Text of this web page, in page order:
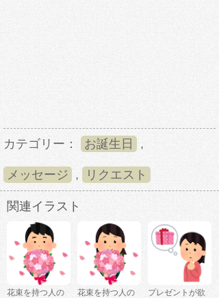
カテゴリー： お誕生日 ,
メッセージ , リクエスト
関連イラスト
花束を持つ人の
花束を持つ人の
プレゼントが欲